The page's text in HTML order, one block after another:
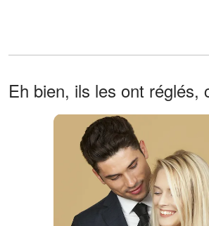
Eh bien, ils les ont réglés,